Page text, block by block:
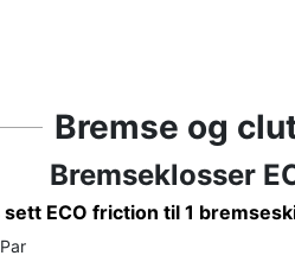
Bremse og
Bremseklosser
ECO friction til 1